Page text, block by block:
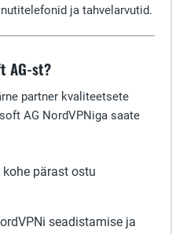
ja tahvelarvutid.
AG-st?
partner kvaliteetsete
AG NordVPNiga saate
kohe pärast ostu
seadistamise ja